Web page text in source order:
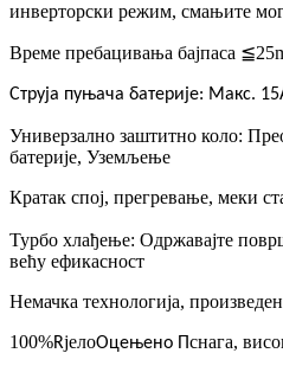
инверторски режим, смањите
Време пребацивања бајпаса
Струја пуњача батерије: Макс.
Универзално заштитно коло:
батерије, Уземљење
Кратак спој, прегревање, меки
Турбо хлађење: Одржавајте
већу ефикасност
Немачка технологија,
100%RјелоОцењено Пснага,